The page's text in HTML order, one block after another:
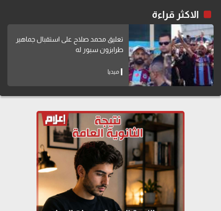
الاكثر قراءة
تعليق محمد صلاح على استقبال جماهير
طرابزون سبور له
ميديا